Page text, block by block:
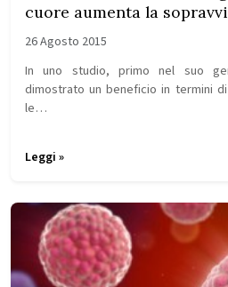
cuore aumenta la
26 Agosto 2015
In uno studio, primo nel suo
dimostrato un beneficio in termini
le…
Leggi »